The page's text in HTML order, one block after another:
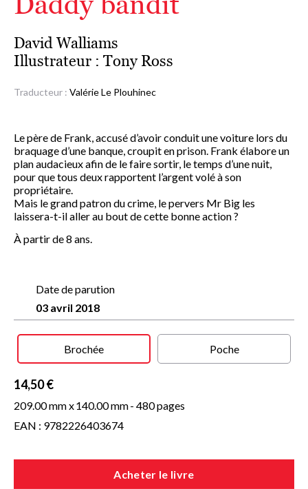
David Walliams
Illustrateur : Tony Ross
Traducteur : Valérie Le Plouhinec
Le père de Frank, accusé d’avoir conduit une voiture lors du
braquage d’une banque, croupit en prison. Frank élabore un
plan audacieux afin de le faire sortir, le temps d’une nuit,
pour que tous deux rapportent l’argent volé à son
propriétaire.
Mais le grand patron du crime, le pervers Mr Big les
laissera-t-il aller au bout de cette bonne action ?
À partir de 8 ans.
Date de parution
03 avril 2018
Brochée Poche
14,50 €
209.00 mm x140.00 mm- 480 pages
EAN : 9782226403674
Acheter le livre